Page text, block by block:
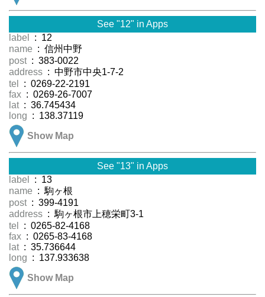
See "12" in Apps
label
: 12
name : 信州中野
post : 383-0022
address : 中野市中央1-7-2
tel
: 0269-22-2191
fax : 0269-26-7007
lat : 36.745434
long : 138.37119
Show Map
See "13" in Apps
label
: 13
name : 駒ヶ根
post : 399-4191
address : 駒ヶ根市上穂栄町3-1
tel
: 0265-82-4168
fax : 0265-83-4168
lat : 35.736644
long : 137.933638
Show Map